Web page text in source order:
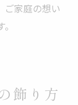
ご家庭の想い
飾り方